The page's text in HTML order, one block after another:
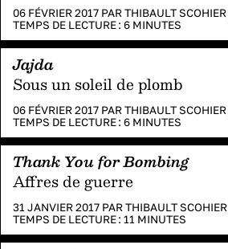
06 FÉVRIER 2017 PARTHIBAULT SCOHIER
TEMPS DE LECTURE : 6 MINUTES
Jajda
Sous un soleil de plomb
06 FÉVRIER 2017 PARTHIBAULT SCOHIER
TEMPS DE LECTURE : 6 MINUTES
Thank You for Bombing
Affres de guerre
31 JANVIER 2017 PARTHIBAULT SCOHIER
TEMPS DE LECTURE : 11 MINUTES